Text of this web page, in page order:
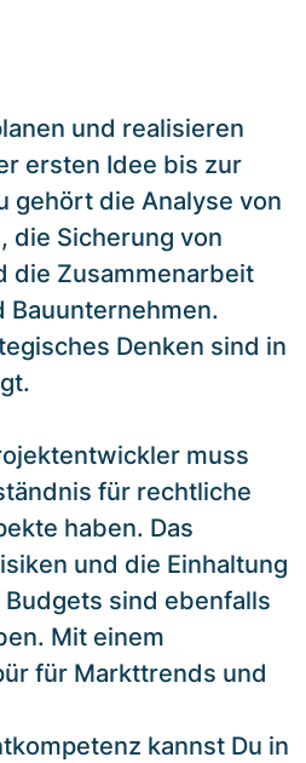
und realisieren
ersten Idee bis zur
gehört die Analyse von
die Sicherung von
die Zusammenarbeit
Bauunternehmen.
Denken sind in
muss
für rechtliche
haben. Das
und die Einhaltung
sind ebenfalls
Mit einem
für Markttrends und
kannst Du in